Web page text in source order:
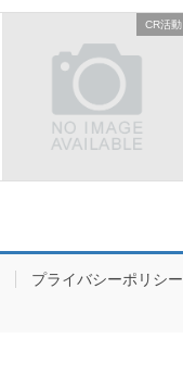
CR活動
プライバシーポリシー